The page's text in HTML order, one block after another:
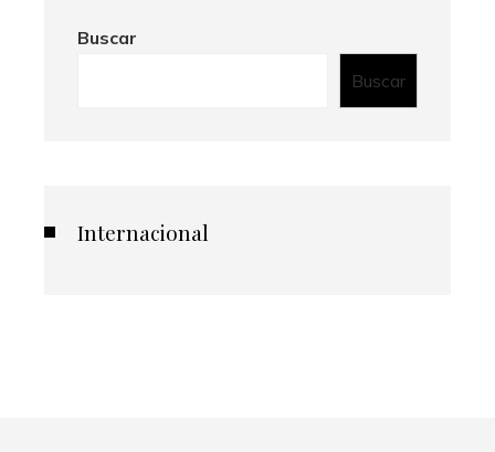
Buscar
Buscar
Internacional